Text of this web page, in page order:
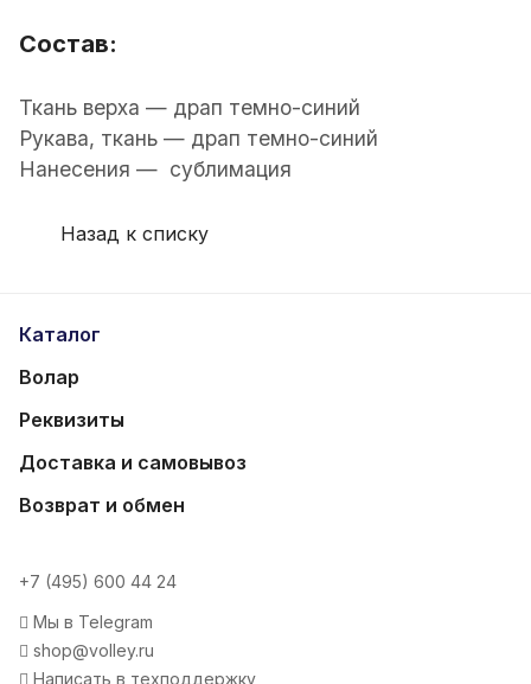
Состав:
Ткань верха — драп темно-синий
Рукава, ткань — драп темно-синий
Нанесения — сублимация
Назад к списку
Каталог
Волар
Реквизиты
Доставка и самовывоз
Возврат и обмен
+7 (495) 600 44 24
Мы в Telegram
shop@volley.ru
Написать в техподдержку